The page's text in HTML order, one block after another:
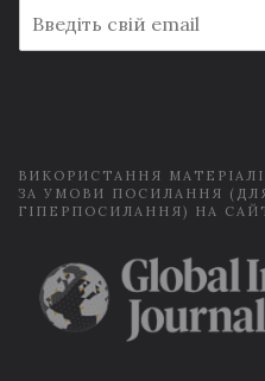
m
a
ВИКОРИСТАННЯ
ЗА УМОВИ ПОСИЛАННЯ
ГІПЕРПОСИЛАННЯ) НА САЙТ